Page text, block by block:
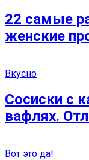
22 самые
женские
Вкусно
Сосиски с
вафлях.
Вот это да!